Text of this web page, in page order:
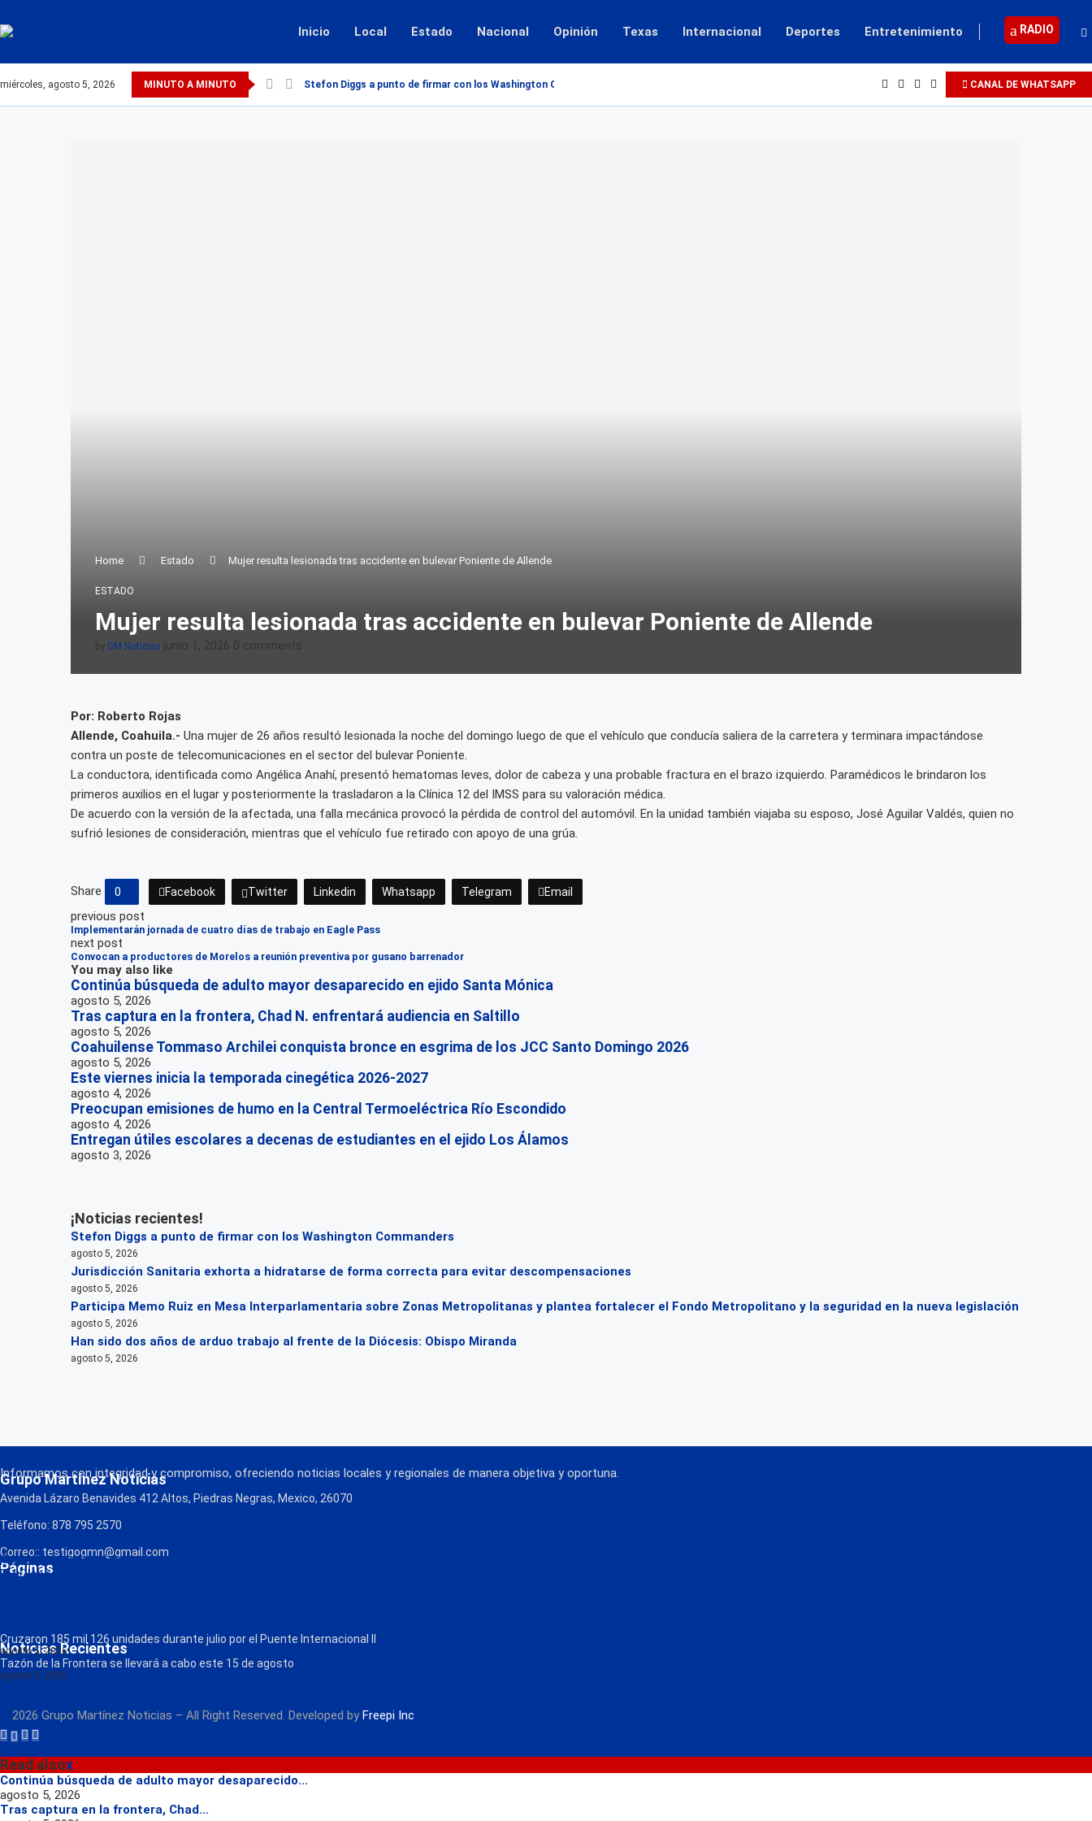
Inicio Local Estado Nacional Opinión Texas Internacional Deportes Entretenimiento RADIO
miércoles, agosto 5, 2026 MINUTO A MINUTO Stefon Diggs a punto de firmar con los Washington Commanders CANAL DE WHATSAPP
Home Estado Mujer resulta lesionada tras accidente en bulevar Poniente de Allende
ESTADO
Mujer resulta lesionada tras accidente en bulevar Poniente de Allende
by GM Noticias junio 1, 2026 0 comments
Por: Roberto Rojas
Allende, Coahuila.- Una mujer de 26 años resultó lesionada la noche del domingo luego de que el vehículo que conducía saliera de la carretera y terminara impactándose
contra un poste de telecomunicaciones en el sector del bulevar Poniente.
La conductora, identificada como Angélica Anahí, presentó hematomas leves, dolor de cabeza y una probable fractura en el brazo izquierdo. Paramédicos le brindaron los
primeros auxilios en el lugar y posteriormente la trasladaron a la Clínica 12 del IMSS para su valoración médica.
De acuerdo con la versión de la afectada, una falla mecánica provocó la pérdida de control del automóvil. En la unidad también viajaba su esposo, José Aguilar Valdés, quien no
sufrió lesiones de consideración, mientras que el vehículo fue retirado con apoyo de una grúa.
Share 0 Facebook Twitter Linkedin Whatsapp Telegram Email
previous post
Implementarán jornada de cuatro días de trabajo en Eagle Pass
next post
Convocan a productores de Morelos a reunión preventiva por gusano barrenador
You may also like
Continúa búsqueda de adulto mayor desaparecido en ejido Santa Mónica
agosto 5, 2026
Tras captura en la frontera, Chad N. enfrentará audiencia en Saltillo
agosto 5, 2026
Coahuilense Tommaso Archilei conquista bronce en esgrima de los JCC Santo Domingo 2026
agosto 5, 2026
Este viernes inicia la temporada cinegética 2026-2027
agosto 4, 2026
Preocupan emisiones de humo en la Central Termoeléctrica Río Escondido
agosto 4, 2026
Entregan útiles escolares a decenas de estudiantes en el ejido Los Álamos
agosto 3, 2026
¡Noticias recientes!
Stefon Diggs a punto de firmar con los Washington Commanders
agosto 5, 2026
Jurisdicción Sanitaria exhorta a hidratarse de forma correcta para evitar descompensaciones
agosto 5, 2026
Participa Memo Ruiz en Mesa Interparlamentaria sobre Zonas Metropolitanas y plantea fortalecer el Fondo Metropolitano y la seguridad en la nueva legislación
agosto 5, 2026
Han sido dos años de arduo trabajo al frente de la Diócesis: Obispo Miranda
agosto 5, 2026
Grupo Martínez Noticias
Informamos con integridad y compromiso, ofreciendo noticias locales y regionales de manera objetiva y oportuna.
Avenida Lázaro Benavides 412 Altos, Piedras Negras, Mexico, 26070
Teléfono: 878 795 2570
Correo:: testigogmn@gmail.com
Páginas
¡Descarga nuestra App!
FM Globo
Radio
Noticias Recientes
Cruzaron 185 mil 126 unidades durante julio por el Puente Internacional II
agosto 5, 2026
Tazón de la Frontera se llevará a cabo este 15 de agosto
agosto 5, 2026
2026 Grupo Martínez Noticias – All Right Reserved. Developed by Freepi Inc
Read alsox
Continúa búsqueda de adulto mayor desaparecido...
agosto 5, 2026
Tras captura en la frontera, Chad...